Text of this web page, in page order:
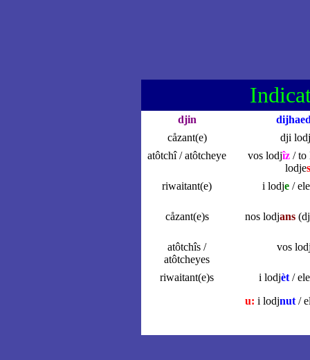
djin
cåzant(e)
dji lodj
atôtchî / atôtcheye
vos lodjîz/ to
lodjes
riwaitant(e)
i lodje/
cåzant(e)s nos lodjans
atôtchîs /
atôtcheyes
vos
riwaitant(e)s i lodjèt/
u: i lodjnut/